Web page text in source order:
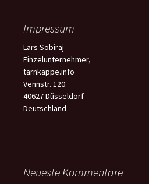
Impressum
Lars Sobiraj
Einzelunternehmer,
tarnkappe.info
Vennstr. 120
40627 Düsseldorf
Deutschland
Neueste Kommentare